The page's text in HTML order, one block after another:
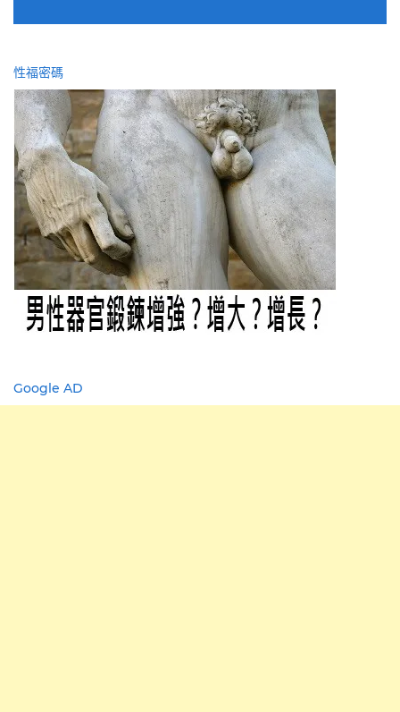
性福密碼
Google AD